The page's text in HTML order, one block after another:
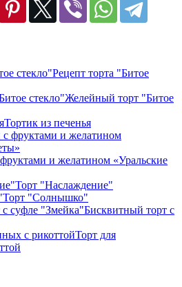
Рецепт торта "Битое
Желейный торт "Битое
Тортик из печенья
и желатином «Уральские
Торт "Наслаждение"
Торт "Солнышко"
Бисквитный торт с
Торт для